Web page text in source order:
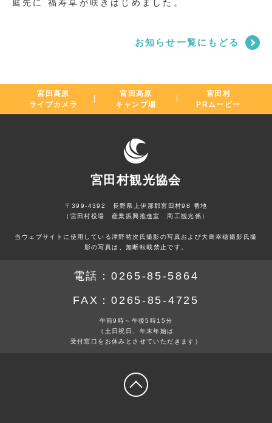
庭先に 福寿草が咲きはじめました。
お知らせ一覧にもどる
宮田高原
ライブカメラ
宮田高原
キャンプ場
宮田村
PRムービー
宮田村観光協会
〒399-4392 長野県上伊那郡宮田村98 番地
（宮田村役場 産業振興推進室 商工観光係）
当ウェブサイトに使用している津野祐次氏撮影の写真および大島幸穂撮影氏撮
影の写真は、無断転載禁止です。
電話： 0265-85-5864
FAX：0265-85-4725
午前9時～午後5時15分
（土日祝日、年末年始は
受付窓口をお休みとさせていただきます）